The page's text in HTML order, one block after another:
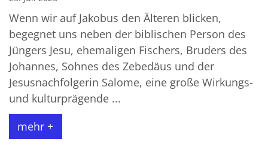
Wenn wir auf Jakobus den Älteren blicken,
begegnet uns neben der biblischen Person des
Jüngers Jesu, ehemaligen Fischers, Bruders des
Johannes, Sohnes des Zebedäus und der
Jesusnachfolgerin Salome, eine große Wirkungs-
und kulturprägende ...
mehr +